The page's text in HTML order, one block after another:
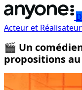
Acteur et Réalisateur
🎬 Un
propositions